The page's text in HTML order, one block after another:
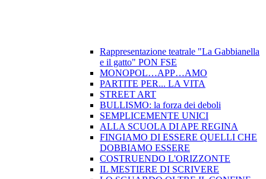
Rappresentazione teatrale "La Gabbianella
e il gatto" PON FSE
MONOPOL…APP…AMO
PARTITE PER... LA VITA
STREET ART
BULLISMO: la forza dei deboli
SEMPLICEMENTE UNICI
ALLA SCUOLA DI APE REGINA
FINGIAMO DI ESSERE QUELLI CHE
DOBBIAMO ESSERE
COSTRUENDO L'ORIZZONTE
IL MESTIERE DI SCRIVERE